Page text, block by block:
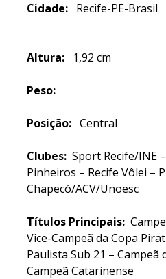
Cidade: Recife-
Altura: 1,92 cm
Peso:
Posição: Central
Clubes: Sport Recife/INE
Pinheiros – Recife Vôlei –
Chapecó/ACV/Unoesc
Títulos Principais:
Vice-Campeã da Copa
Paulista Sub 21 – Campeã
Campeã Catarinense